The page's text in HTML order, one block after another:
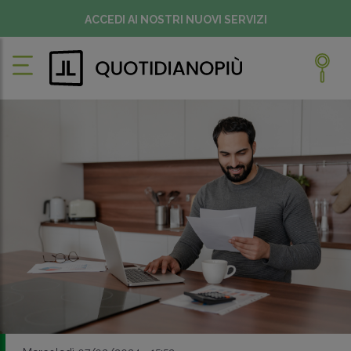
ACCEDI AI NOSTRI NUOVI SERVIZI